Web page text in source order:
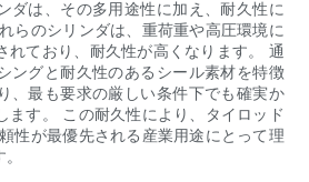
ダは、その多用途性に加え、耐久性に
らのシリンダは、重荷重や高圧環境に
れており、耐久性が高くなります。 通
ングと耐久性のあるシール素材を特徴
、最も要求の厳しい条件下でも確実か
ます。 この耐久性により、タイロッド
性が最優先される産業用途にとって理